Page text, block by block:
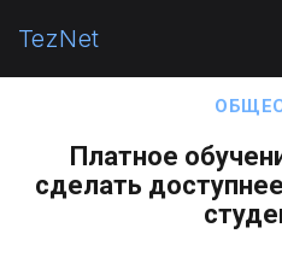
TezNet
ПОЛИТИКА
Платное
сделать